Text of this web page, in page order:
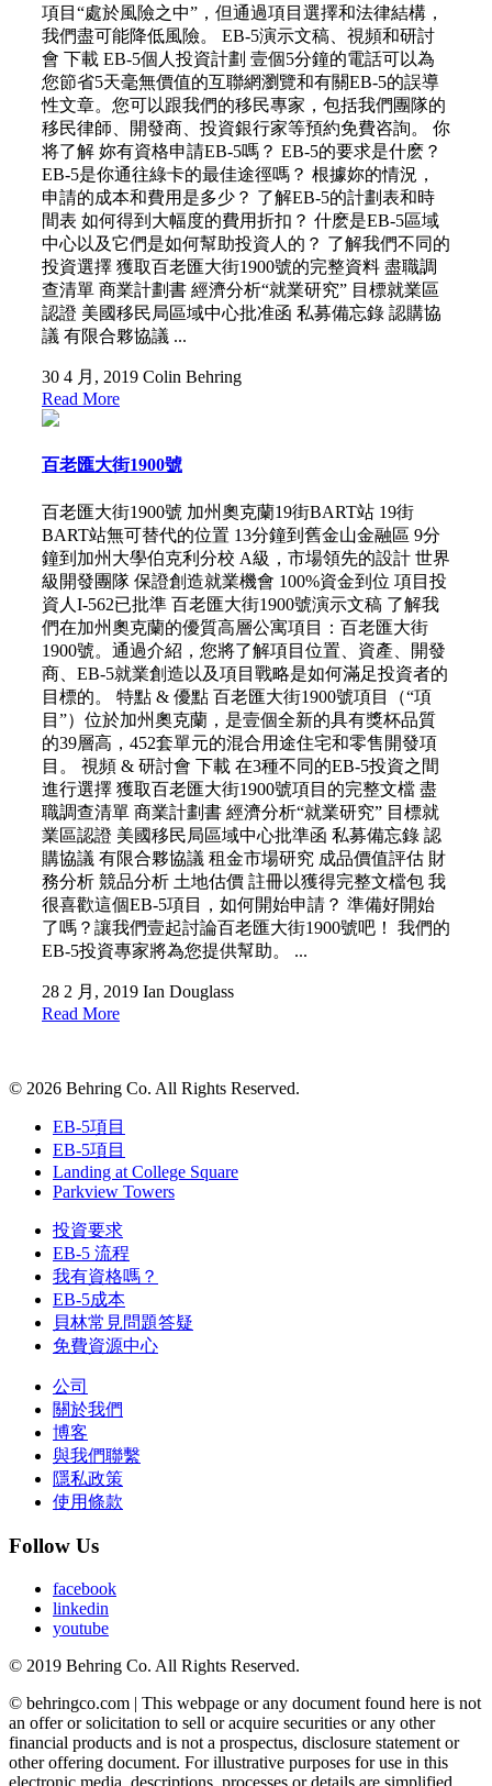
項目“處於風險之中”，但通過項目選擇和法律結構，
我們盡可能降低風險。 EB-5演示文稿、視頻和研討
會 下載 EB-5個人投資計劃 壹個5分鐘的電話可以為
您節省5天毫無價值的互聯網瀏覽和有關EB-5的誤導
性文章。您可以跟我們的移民專家，包括我們團隊的
移民律師、開發商、投資銀行家等預約免費咨詢。 你
将了解 妳有資格申請EB-5嗎？ EB-5的要求是什麽？
EB-5是你通往綠卡的最佳途徑嗎？ 根據妳的情況，
申請的成本和費用是多少？ 了解EB-5的計劃表和時
間表 如何得到大幅度的費用折扣？ 什麽是EB-5區域
中心以及它們是如何幫助投資人的？ 了解我們不同的
投資選擇 獲取百老匯大街1900號的完整資料 盡職調
查清單 商業計劃書 經濟分析“就業研究” 目標就業區
認證 美國移民局區域中心批准函 私募備忘錄 認購協
議 有限合夥協議 ...
30 4 月, 2019 Colin Behring
Read More
百老匯大街1900號
百老匯大街1900號 加州奧克蘭19街BART站 19街
BART站無可替代的位置 13分鐘到舊金山金融區 9分
鐘到加州大學伯克利分校 A級，市場領先的設計 世界
級開發團隊 保證創造就業機會 100%資金到位 項目投
資人I-562已批準 百老匯大街1900號演示文稿 了解我
們在加州奧克蘭的優質高層公寓項目：百老匯大街
1900號。通過介紹，您將了解項目位置、資產、開發
商、EB-5就業創造以及項目戰略是如何滿足投資者的
目標的。 特點 & 優點 百老匯大街1900號項目（“項
目”）位於加州奧克蘭，是壹個全新的具有獎杯品質
的39層高，452套單元的混合用途住宅和零售開發項
目。 視頻 & 研討會 下載 在3種不同的EB-5投資之間
進行選擇 獲取百老匯大街1900號項目的完整文檔 盡
職調查清單 商業計劃書 經濟分析“就業研究” 目標就
業區認證 美國移民局區域中心批準函 私募備忘錄 認
購協議 有限合夥協議 租金市場研究 成品價值評估 財
務分析 競品分析 土地估價 註冊以獲得完整文檔包 我
很喜歡這個EB-5項目，如何開始申請？ 準備好開始
了嗎？讓我們壹起討論百老匯大街1900號吧！ 我們的
EB-5投資專家將為您提供幫助。 ...
28 2 月, 2019 Ian Douglass
Read More
© 2026 Behring Co. All Rights Reserved.
EB-5項目
EB-5項目
Landing at College Square
Parkview Towers
投資要求
EB-5 流程
我有資格嗎？
EB-5成本
貝林常見問題答疑
免費資源中心
公司
關於我們
博客
與我們聯繫
隱私政策
使用條款
Follow Us
facebook
linkedin
youtube
© 2019 Behring Co. All Rights Reserved.
© behringco.com | This webpage or any document found here is not
an offer or solicitation to sell or acquire securities or any other
financial products and is not a prospectus, disclosure statement or
other offering document. For illustrative purposes for use in this
electronic media, descriptions, processes or details are simplified.